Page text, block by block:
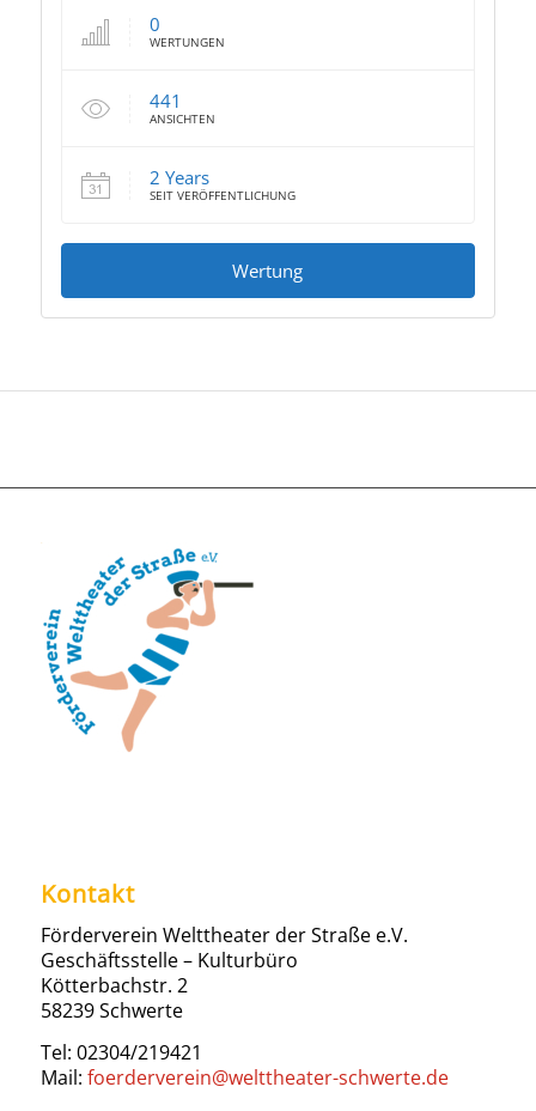
0
WERTUNGEN
441
ANSICHTEN
2 Years
SEIT VERÖFFENTLICHUNG
Wertung
Kontakt
Förderverein Welttheater der Straße e.V.
Geschäftsstelle – Kulturbüro
Kötterbachstr. 2
58239 Schwerte
Tel: 02304/219421
Mail: foerderverein@welttheater-schwerte.de